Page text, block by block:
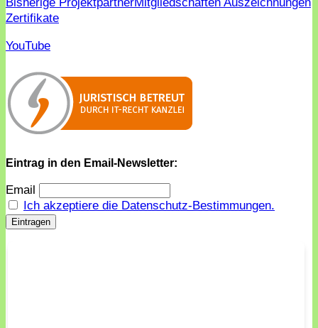
Zertifikate
YouTube
Eintrag in den Email-Newsletter:
Email
Ich akzeptiere die Datenschutz-Bestimmungen.